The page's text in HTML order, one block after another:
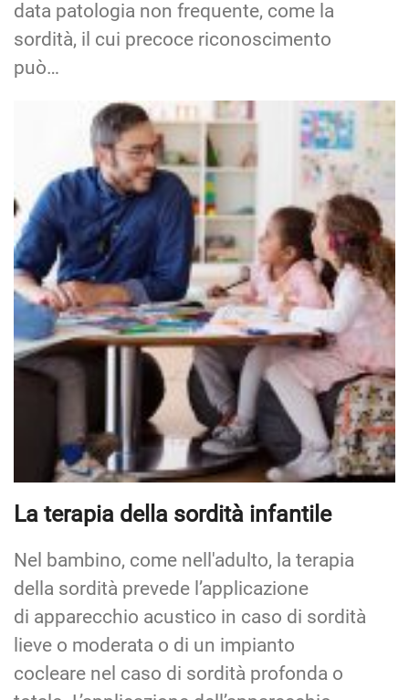
La terapia della sordità infantile
Nel bambino, come nell'adulto, la terapia
della sordità prevede l’applicazione
di apparecchio acustico in caso di sordità
lieve o moderata o di un impianto
totale. L’applicazione dell’apparecchio…